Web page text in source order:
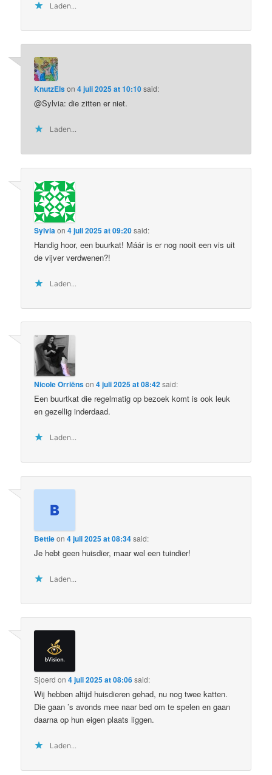
Laden...
KnutzElson4 juli 2025 at 10:10said:
@Sylvia: die zitten er niet.
Laden...
Sylviaon4 juli 2025 at 09:20said:
Handig hoor, een buurkat! Máár is er nog nooit een vis uit
de vijver verdwenen?!
Laden...
Nicole Orriënson4 juli 2025 at 08:42said:
Een buurtkat die regelmatig op bezoek komt is ook leuk
en gezellig inderdaad.
Laden...
Bettieon4 juli 2025 at 08:34said:
Je hebt geen huisdier, maar wel een tuindier!
Laden...
Sjoerd on4 juli 2025 at 08:06said:
Wij hebben altijd huisdieren gehad, nu nog twee katten.
Die gaan ’s avonds mee naar bed om te spelen en gaan
daarna op hun eigen plaats liggen.
Laden...